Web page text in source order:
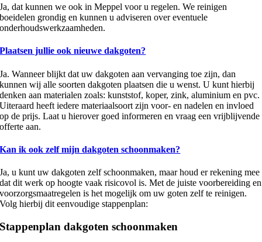
Ja, dat kunnen we ook in Meppel voor u regelen. We reinigen
boeidelen grondig en kunnen u adviseren over eventuele
onderhoudswerkzaamheden.
Plaatsen jullie ook nieuwe dakgoten?
Ja. Wanneer blijkt dat uw dakgoten aan vervanging toe zijn, dan
kunnen wij alle soorten dakgoten plaatsen die u wenst. U kunt hierbij
denken aan materialen zoals: kunststof, koper, zink, aluminium en pvc.
Uiteraard heeft iedere materiaalsoort zijn voor- en nadelen en invloed
op de prijs. Laat u hierover goed informeren en vraag een vrijblijvende
offerte aan.
Kan ik ook zelf mijn dakgoten schoonmaken?
Ja, u kunt uw dakgoten zelf schoonmaken, maar houd er rekening mee
dat dit werk op hoogte vaak risicovol is. Met de juiste voorbereiding en
voorzorgsmaatregelen is het mogelijk om uw goten zelf te reinigen.
Volg hierbij dit eenvoudige stappenplan:
Stappenplan dakgoten schoonmaken